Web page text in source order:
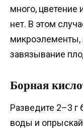
много, цветение
нет. В этом
микроэлементы,
завязывание
Борная
Разведите 2–3 г
воды и